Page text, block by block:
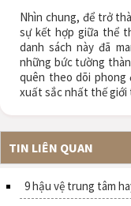
Nhìn chung, để trở
sự kết hợp giữa thể
danh sách này đã
những bức tường
quên theo dõi phong
xuất sắc nhất thế giới
TIN LIÊN QUAN
9 hậu vệ trung tâm